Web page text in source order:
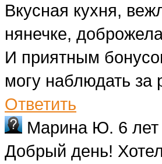
Вкусная кухня,
нянечке,
И приятным
могу наблюдать
Ответить
Марина Ю. 6
Добрый день!